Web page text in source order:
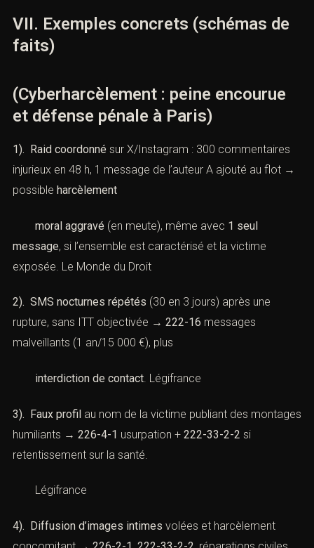
VII. Exemples concrets (schémas de
faits)
(Cyberharcèlement : peine encourue
et défense pénale à Paris)
1). Raid coordonné sur X/Instagram : 300 commentaires
injurieux en 48 h, 1 message de l’auteur A ajouté au flot →
possible harcèlement
moral aggravé (en meute), même avec 1 seul
message, si l’ensemble est caractérisé et la victime
exposée. Le Monde du Droit
2). SMS nocturnes répétés (30 en 3 jours) après une
rupture, sans ITT objectivée → 222-16 messages
malveillants (1 an/15 000 €), plus
interdiction de contact. Légifrance
3). Faux profil au nom de la victime publiant des montages
humiliants → 226-4-1 usurpation + 222-33-2-2 si
retentissement sur la santé.
Légifrance
4). Diffusion d’images intimes volées et harcèlement